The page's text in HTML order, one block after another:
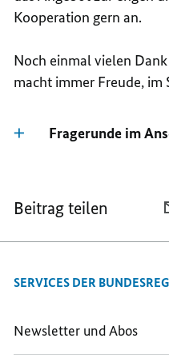
Kooperation gern an.
Noch einmal vielen
macht immer Freude, im
Fragerunde im
Beitrag teilen
SERVICES DER
Newsletter und Abos